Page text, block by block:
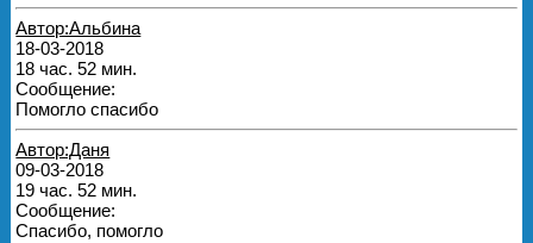
Автор:Альбина
18-03-2018
18 час. 52 мин.
Сообщение:
Помогло спасибо
Автор:Даня
09-03-2018
19 час. 52 мин.
Сообщение:
Спасибо, помогло